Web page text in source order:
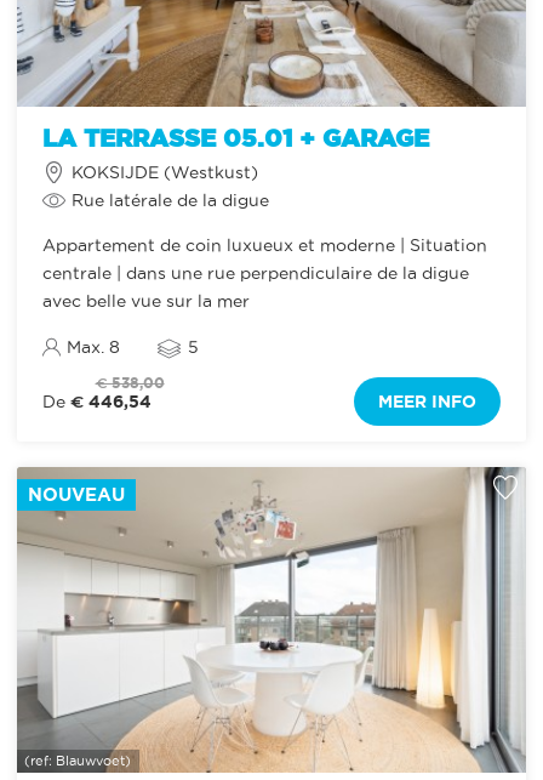
LA TERRASSE 05.01 + GARAGE
KOKSIJDE (Westkust)
Rue latérale de la digue
Appartement de coin luxueux et moderne | Situation
centrale | dans une rue perpendiculaire de la digue
avec belle vue sur la mer
Max. 8 5
€ 538,00
De € 446,54 MEER INFO
NOUVEAU
(ref: Blauwvoet)